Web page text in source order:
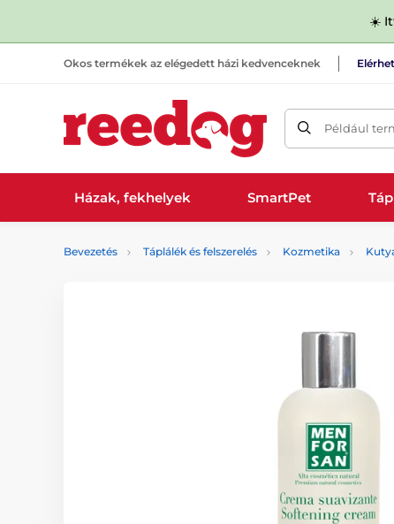
☀️
Okos termékek az elégedett házi kedvenceknek
Például
Házak, fekhelyek SmartPet
Bevezetés Táplálék és felszerelés Kozmetika